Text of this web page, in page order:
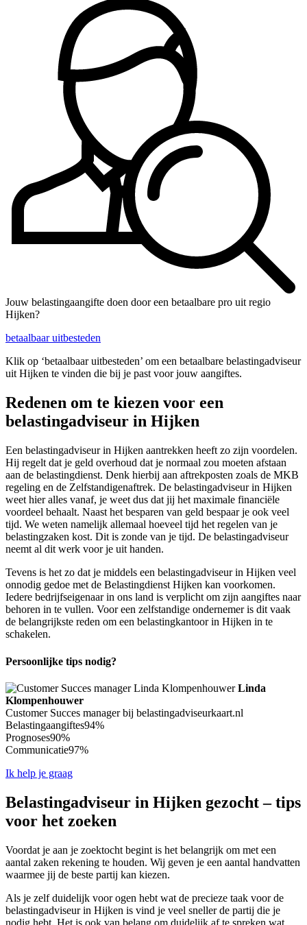
Jouw belastingaangifte doen door een betaalbare pro uit regio
Hijken?
betaalbaar uitbesteden
Klik op ‘betaalbaar uitbesteden’ om een betaalbare belastingadviseur
uit Hijken te vinden die bij je past voor jouw aangiftes.
Redenen om te kiezen voor een
belastingadviseur in Hijken
Een belastingadviseur in Hijken aantrekken heeft zo zijn voordelen.
Hij regelt dat je geld overhoud dat je normaal zou moeten afstaan
aan de belastingdienst. Denk hierbij aan aftrekposten zoals de MKB
regeling en de Zelfstandigenaftrek. De belastingadviseur in Hijken
weet hier alles vanaf, je weet dus dat jij het maximale financiële
voordeel behaalt. Naast het besparen van geld bespaar je ook veel
tijd. We weten namelijk allemaal hoeveel tijd het regelen van je
belastingzaken kost. Dit is zonde van je tijd. De belastingadviseur
neemt al dit werk voor je uit handen.
Tevens is het zo dat je middels een belastingadviseur in Hijken veel
onnodig gedoe met de Belastingdienst Hijken kan voorkomen.
Iedere bedrijfseigenaar in ons land is verplicht om zijn aangiftes naar
behoren in te vullen. Voor een zelfstandige ondernemer is dit vaak
de belangrijkste reden om een belastingkantoor in Hijken in te
schakelen.
Persoonlijke tips nodig?
Linda
Klompenhouwer
Customer Succes manager bij belastingadviseurkaart.nl
Belastingaangiftes94%
Prognoses90%
Communicatie97%
Ik help je graag
Belastingadviseur in Hijken gezocht – tips
voor het zoeken
Voordat je aan je zoektocht begint is het belangrijk om met een
aantal zaken rekening te houden. Wij geven je een aantal handvatten
waarmee jij de beste partij kan kiezen.
Als je zelf duidelijk voor ogen hebt wat de precieze taak voor de
belastingadviseur in Hijken is vind je veel sneller de partij die je
nodig hebt. Het is ook van belang om duidelijk af te spreken wat